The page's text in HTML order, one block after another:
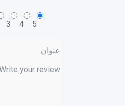
5
4
3